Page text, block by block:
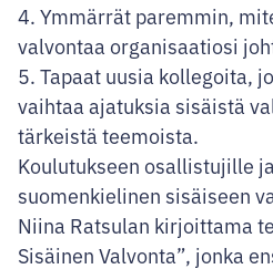
4. Ymmärrät paremmin,
valvontaa organisaatiosi
5. Tapaat uusia kollegoita,
vaihtaa ajatuksia sisäistä
tärkeistä teemoista.
Koulutukseen osallistujille
suomenkielinen sisäiseen
Niina Ratsulan kirjoittama
Sisäinen Valvonta”, jonka